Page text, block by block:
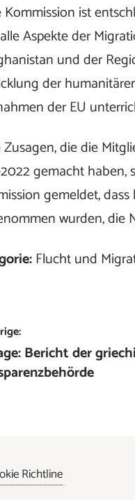
Kommission ist
Aspekte der
und der
der
der EU
Zusagen, die die
gemacht haben,
gemeldet,
wurden, die
Flucht und
Bericht der
Richtline